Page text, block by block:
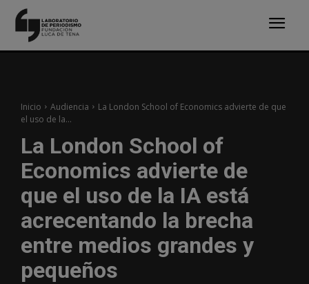
Inicio Audiencia
La London School of Economics advierte de que
el uso de la...
La London School of
Economics advierte de
que el uso de la IA está
acrecentando la brecha
entre medios grandes y
pequeños